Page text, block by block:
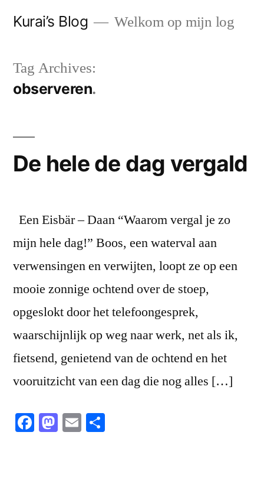
Kurai’s Blog Welkom op mijn log
Tag Archives:
observeren
De hele de dag vergald
Een Eisbär – Daan “Waarom vergal je zo
mijn hele dag!” Boos, een waterval aan
verwensingen en verwijten, loopt ze op een
mooie zonnige ochtend over de stoep,
opgeslokt door het telefoongesprek,
waarschijnlijk op weg naar werk, net als ik,
fietsend, genietend van de ochtend en het
vooruitzicht van een dag die nog alles […]
Facebook
Mastodon
Email